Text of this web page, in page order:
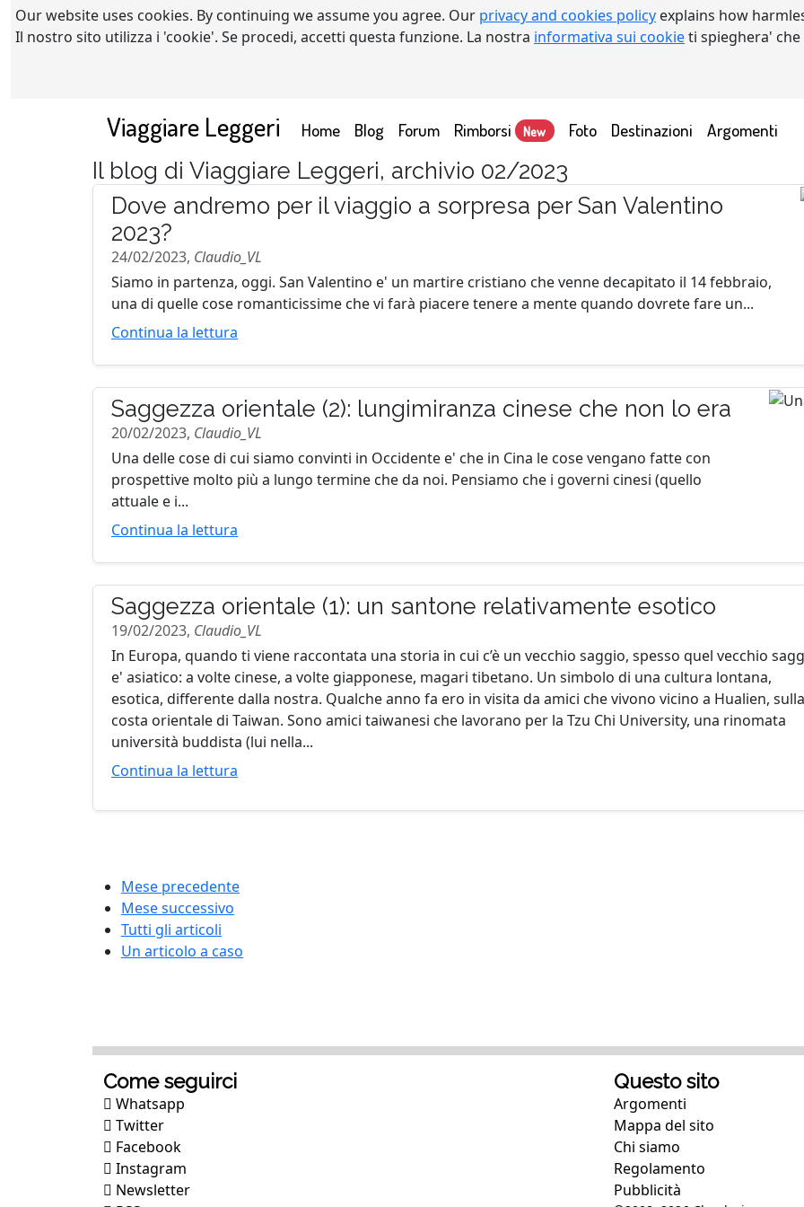
Our website uses cookies. By continuing we assume you agree. Our privacy and cookies policy explains how
Il nostro sito utilizza i 'cookie'. Se procedi, accetti questa funzione. La nostra informativa sui cookieti spieghera'
Viaggiare Leggeri Home(current)
Blog Forum Rimborsi New Foto Destinazioni Argomenti
Il blog di Viaggiare Leggeri, archivio 02/2023
Dove andremo per il viaggio a sorpresa per San Valentino
2023?
24/02/2023, Claudio_VL
Siamo in partenza, oggi. San Valentino e' un martire cristiano che venne decapitato il 14 febbraio,
una di quelle cose romanticissime che vi farà piacere tenere a mente quando dovrete fare un...
Continua la lettura
Saggezza orientale (2): lungimiranza cinese che non lo era
20/02/2023, Claudio_VL
Una delle cose di cui siamo convinti in Occidente e' che in Cina le cose vengano fatte con
prospettive molto più a lungo termine che da noi. Pensiamo che i governi cinesi (quello
attuale e i...
Continua la lettura
Saggezza orientale (1): un santone relativamente esotico
19/02/2023, Claudio_VL
In Europa, quando ti viene raccontata una storia in cui c’è un vecchio saggio, spesso quel vecchio
e' asiatico: a volte cinese, a volte giapponese, magari tibetano. Un simbolo di una cultura lontana,
esotica, differente dalla nostra. Qualche anno fa ero in visita da amici che vivono vicino a Hualien, sulla
costa orientale di Taiwan. Sono amici taiwanesi che lavorano per la Tzu Chi University, una rinomata
università buddista (lui nella...
Continua la lettura
Mese precedente
Mese successivo
Tutti gli articoli
Un articolo a caso
Come seguirci
Whatsapp
Twitter
Facebook
Instagram
Newsletter
Questo sito
Argomenti
Mappa del sito
Chi siamo
Regolamento
Pubblicità